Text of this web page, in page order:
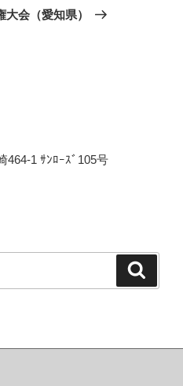
会（愛知県）
464-1 ｻﾝﾛｰｽﾞ105号